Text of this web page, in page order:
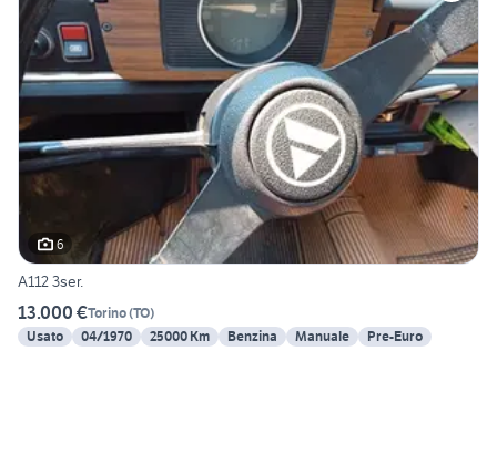
6
A112 3ser.
13.000 €Torino(TO)
Usato
04/1970 25000 Km Benzina Manuale Pre-Euro